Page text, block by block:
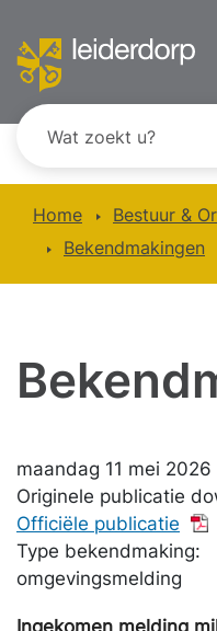
Home Bestuur &
Bekendmakingen
maandag 11 mei 2026
Originele publicatie
Officiële publicatie
Type bekendmaking:
omgevingsmelding
Ingekomen melding